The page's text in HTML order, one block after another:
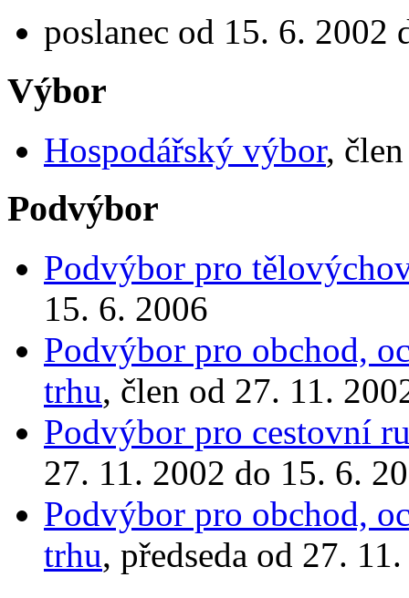
poslanec od 15. 6. 2002
Výbor
Hospodářský výbor,
Podvýbor
Podvýbor pro
15. 6. 2006
Podvýbor pro obchod,
trhu, člen od 27. 11.
Podvýbor pro cestovní
27. 11. 2002 do 15. 6.
Podvýbor pro obchod,
trhu, předseda od 27.